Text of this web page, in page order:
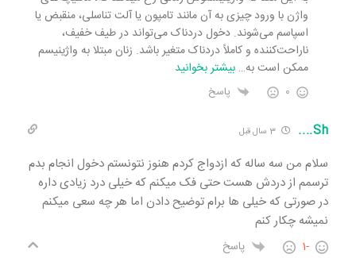
واژن با ورود چیزی به آن مانند تامپون یا آلت تناسلی، منقبض یا
اسپاسم می‌شوند. دخول دردناک می‌تواند در طیف خفیف،
ناراحت‌کننده و کاملاً دردناک متغیر باشد. زنان مبتلا به واژينيسم
ممكن است به… بیشتر بخوانید
0 پاسخ
Sh....
سلام من سه ساله که ازدواج کردم هنوز نتونستم دخول انجام بدم
ترسمم از دردش هست حتی فک میکنم که خیلی درد زیادی داره
در صورتی که خیلی ها برام توضیح دادن اما هر چه سعی میکنم
نمیشه چکار کنم
-1 پاسخ